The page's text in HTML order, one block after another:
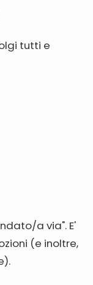
tutti e
a via". E'
(e inoltre,